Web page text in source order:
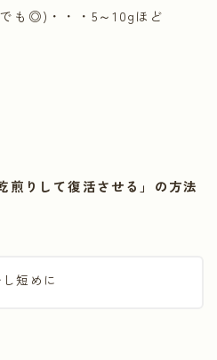
も◎)・・・5～10gほど
りして復活させる」の方法
短めに